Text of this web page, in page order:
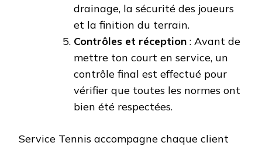
drainage, la sécurité des joueurs
et la finition du terrain.
Contrôles et réception : Avant de
mettre ton court en service, un
contrôle final est effectué pour
vérifier que toutes les normes ont
bien été respectées.
Service Tennis accompagne chaque client